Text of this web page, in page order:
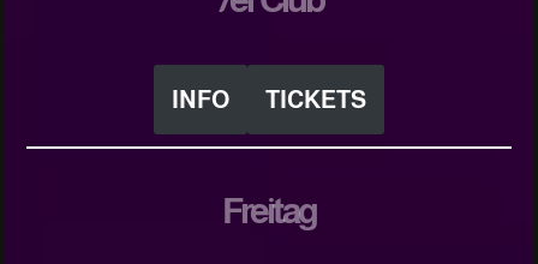
INFO TICKETS
Freitag